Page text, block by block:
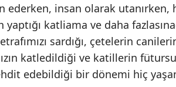
ederken, insan olarak utanırken,
yaptığı katliama ve daha
sardığı, çetelerin
katledildiği ve katillerin
edebildiği bir dönemi hiç